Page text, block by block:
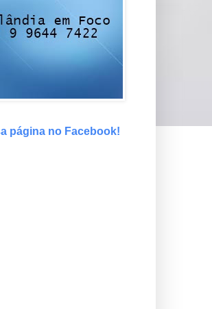
página no Facebook!